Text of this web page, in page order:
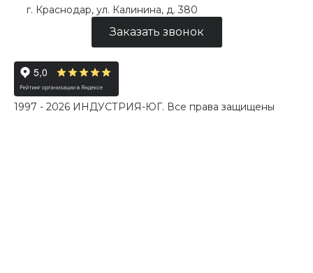
г. Краснодар, ул. Калинина, д. 380
Заказать звонок
1997 - 2026 ИНДУСТРИЯ-ЮГ. Все права защищены